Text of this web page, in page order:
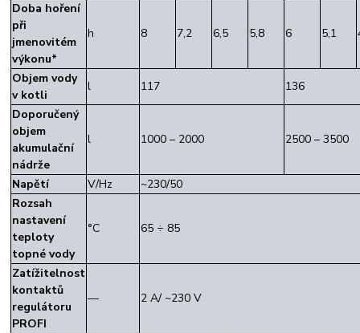
Doba hoření
při
jmenovitém
výkonu*
h 8 7,2 6,5 5,8 6 5,1
Objem vody
v kotli
l 117
136
Doporučený
objem
akumulační
nádrže
l 1000 – 2000 2500 – 3500
Napětí V/Hz
~230/50
Rozsah
nastavení
teploty
topné vody
°C 65 ÷ 85
Zatížitelnost
kontaktů
regulátoru
PROFI
— 2 A/ ~230 V